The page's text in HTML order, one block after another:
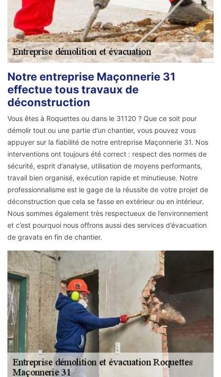
Notre entreprise Maçonnerie 31
effectue tous travaux de
déconstruction
Vous êtes à Roquettes ou dans le 31120 ? Que ce soit pour
démolir tout ou une partie d’un chantier, vous pouvez vous
appuyer sur la fiabilité de notre entreprise Maçonnerie 31. Nos
interventions ont toujours été correct : respect des normes de
sécurité, esprit d’analyse, utilisation de moyens performants,
travail bien organisé, exécution rapide et minutieuse. Notre
professionnalisme est le gage de la réussite de votre projet de
déconstruction que cela se fasse en extérieur ou en intérieur.
Nous sommes également très respectueux de l’environnement
et c’est pourquoi nous offrons aussi des services d’évacuation
de gravats en fin de chantier.